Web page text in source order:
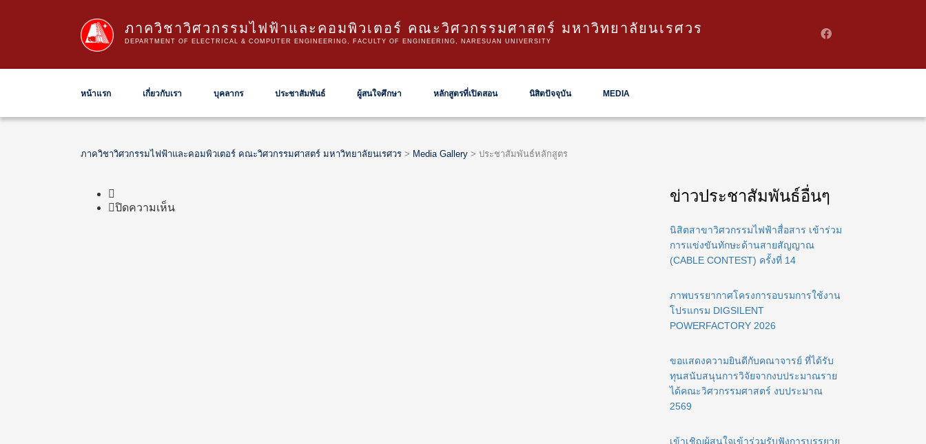
ภาควิชาวิศวกรรมไฟฟ้าและคอมพิวเตอร์ คณะวิศวกรรมศาสตร์ มหาวิทยาลัยนเรศวร
DEPARTMENT OF ELECTRICAL & COMPUTER ENGINEERING, FACULTY OF ENGINEERING, NARESUAN UNIVERSITY
หน้าแรก เกี่ยวกับเรา บุคลากร ประชาสัมพันธ์ ผู้สนใจศึกษา หลักสูตรที่เปิดสอน นิสิตปัจจุบัน MEDIA
ภาควิชาวิศวกรรมไฟฟ้าและคอมพิวเตอร์ คณะวิศวกรรมศาสตร์ มหาวิทยาลัยนเรศวร > Media Gallery > ประชาสัมพันธ์หลักสูตร
ปิดความเห็นบน
ข่าวประชาสัมพันธ์อื่นๆ
นิสิตสาขาวิศวกรรมไฟฟ้าสื่อสาร เข้าร่วม
การแข่งขันทักษะด้านสายสัญญาณ
(CABLE CONTEST) ครั้งที่ 14
ภาพบรรยากาศโครงการอบรมการใช้งาน
โปรแกรม DIGSILENT
POWERFACTORY 2026
ขอแสดงความยินดีกับคณาจารย์ ที่ได้รับ
ทุนสนับสนุนการวิจัยจากงบประมาณราย
ได้คณะวิศวกรรมศาสตร์ งบประมาณ
2569
เข้าเชิญผู้สนใจเข้าร่วมรับฟังการบรรยาย